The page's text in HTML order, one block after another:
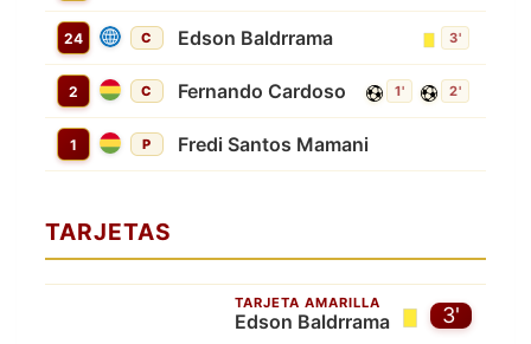
24 C Edson Baldrrama 3'
2 C Fernando Cardoso 1' 2'
1 P Fredi Santos Mamani
TARJETAS
3'
TARJETA AMARILLA
Edson Baldrrama